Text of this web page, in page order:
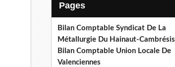
Pages
Bilan Comptable Syndicat De La
Métallurgie Du Hainaut-Cambrésis
Bilan Comptable Union Locale De
Valenciennes